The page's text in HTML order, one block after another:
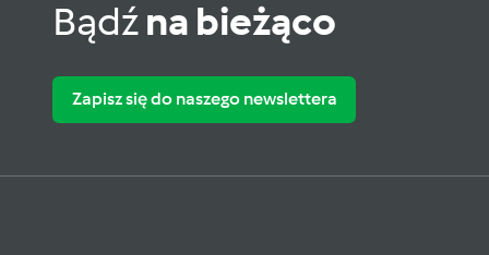
Bądźna bieżąco
Zapisz się do naszego newslettera